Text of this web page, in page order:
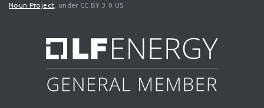
Noun Project , under CC BY 3.0 US.